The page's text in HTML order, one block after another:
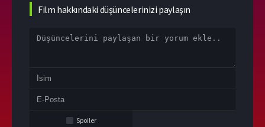
Film hakkındaki düşüncelerinizi paylaşın
Spoiler